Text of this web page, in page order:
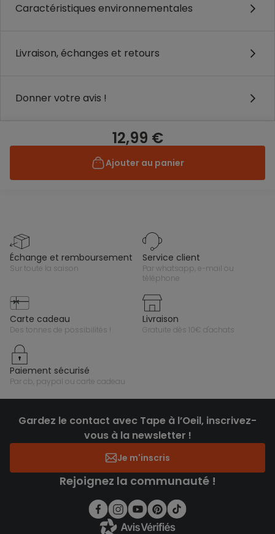
Caractéristiques environnementales
Livraison, échanges et retours
Donner votre avis !
12,99 €
Ajouter au panier
échange et remboursement
sur toute la saison
service client
par whatsapp, e-mail ou
téléphone
carte cadeau
des tonnes de possibilités !
livraison
gratuite dès 10€ d'achats
paiement sécurisé
par cb, paypal ou carte cadeau
Gardez le contact avec Tape à l’Oeil, inscrivez-
vous à la newsletter !
Je m'inscris
Rejoignez la communauté !